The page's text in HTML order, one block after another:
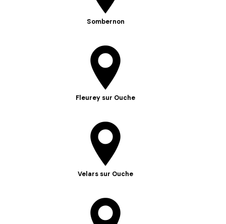
Sombernon
Fleurey sur Ouche
Velars sur Ouche